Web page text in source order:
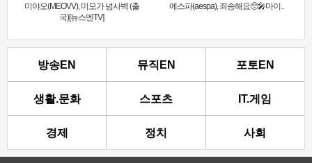
미야오(MEOVV), 미모가 넘사벽 (출
국)[뉴스엔TV]
에스파(aespa), 죄송해요🥺🎤마이..
방송EN 뮤직EN 포토EN
생활.문화 스포츠 IT.게임
경제 정치 사회